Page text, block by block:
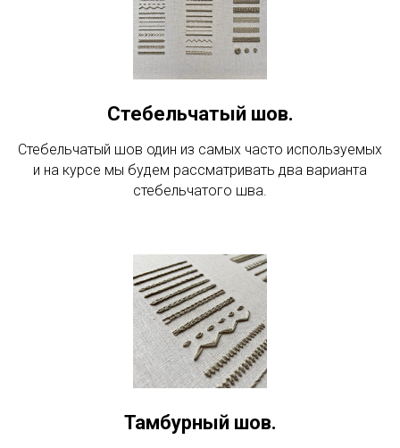
Стебельчатый шов.
Стебельчатый шов один из самых часто используемых
и на курсе мы будем рассматривать два варианта
стебельчатого шва.
Тамбурный шов.